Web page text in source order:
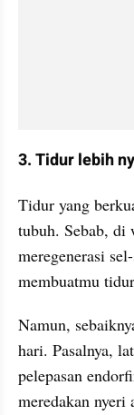
3. Tidur lebih
Tidur yang
tubuh. Sebab, di
meregenerasi
membuatmu
Namun,
hari. Pasalnya,
pelepasan
meredakan nyeri